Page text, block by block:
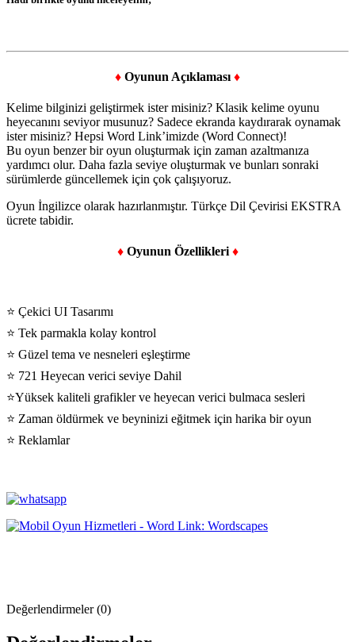
♦ Oyunun Açıklaması ♦
Kelime bilginizi geliştirmek ister misiniz? Klasik kelime oyunu
heyecanını seviyor musunuz? Sadece ekranda kaydırarak oynamak
ister misiniz? Hepsi Word Link’imizde (Word Connect)!
Bu oyun benzer bir oyun oluşturmak için zaman azaltmanıza
yardımcı olur. Daha fazla seviye oluşturmak ve bunları sonraki
sürümlerde güncellemek için çok çalışıyoruz.
Oyun İngilizce olarak hazırlanmıştır. Türkçe Dil Çevirisi EKSTRA
ücrete tabidir.
♦Oyunun Özellikleri ♦
⭐️ Çekici UI Tasarımı
⭐️ Tek parmakla kolay kontrol
⭐️ Güzel tema ve nesneleri eşleştirme
⭐️ 721 Heyecan verici seviye Dahil
⭐️Yüksek kaliteli grafikler ve heyecan verici bulmaca sesleri
⭐️ Zaman öldürmek ve beyninizi eğitmek için harika bir oyun
⭐️ Reklamlar
Değerlendirmeler (0)